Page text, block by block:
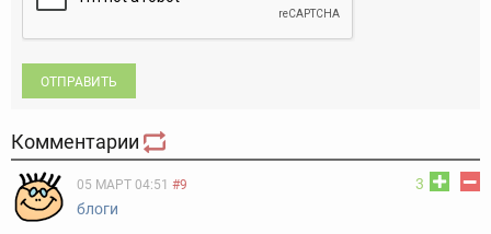
ОТПРАВИТЬ
Комментарии
3
05 МАРТ 04:51 #9
блоги